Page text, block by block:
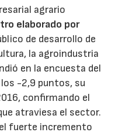
agrario
elaborado por
de desarrollo de
la agroindustria
en la encuesta del
-2,9 puntos, su
confirmando el
atraviesa el sector.
fuerte incremento